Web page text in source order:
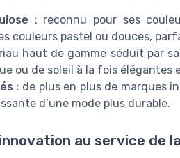
: reconnu pour ses
couleurs pastel ou douces,
haut de gamme séduit par
ou de soleil à la fois élégantes
: de plus en plus de marques
d’une mode plus durable.
au service de